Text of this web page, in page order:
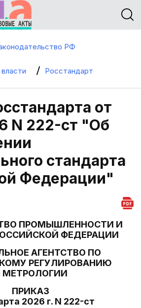
РФ
Росстандарт
от
N 222-ст "Об
стандарта
Федерации"
ПРОМЫШЛЕННОСТИ И
ФЕДЕРАЦИИ
АГЕНТСТВО ПО
РЕГУЛИРОВАНИЮ
МЕТРОЛОГИИ
ПРИКАЗ
2026 г. N 222-ст